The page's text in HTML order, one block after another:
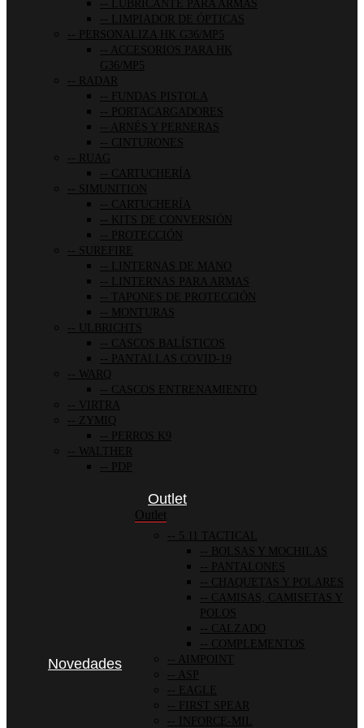
LUBRICANTE PARA ARMAS
LIMPIADOR DE ÓPTICAS
PERSONALIZA HK G36/MP5
ACCESORIOS PARA HK
G36/MP5
RADAR
FUNDAS PISTOLA
PORTACARGADORES
ARNÉS Y PERNERAS
CINTURONES
RUAG
CARTUCHERÍA
SIMUNITION
CARTUCHERÍA
KITS DE CONVERSIÓN
PROTECCIÓN
SUREFIRE
LINTERNAS DE MANO
LINTERNAS PARA ARMAS
TAPONES DE PROTECCIÓN
MONTURAS
ULBRICHTS
CASCOS BALÍSTICOS
PANTALLAS COVID-19
WARQ
CASCOS ENTRENAMIENTO
VIRTRA
ZYMIQ
PERROS K9
WALTHER
PDP
Novedades
Outlet
Outlet
5.11 TACTICAL
BOLSAS Y MOCHILAS
PANTALONES
CHAQUETAS Y POLARES
CAMISAS, CAMISETAS Y
POLOS
CALZADO
COMPLEMENTOS
AIMPOINT
ASP
EAGLE
FIRST SPEAR
INFORCE-MIL